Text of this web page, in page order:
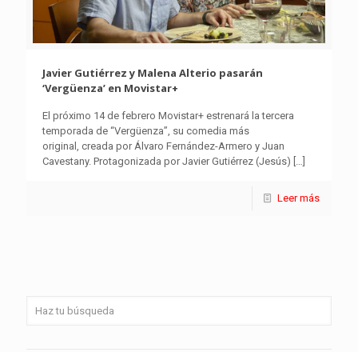
Javier Gutiérrez y Malena Alterio pasarán
‘Vergüenza’ en Movistar+
El próximo 14 de febrero Movistar+ estrenará la tercera
temporada de “Vergüenza”, su comedia más
original, creada por Álvaro Fernández-Armero y Juan
Cavestany. Protagonizada por Javier Gutiérrez (Jesús) […]
Leer más